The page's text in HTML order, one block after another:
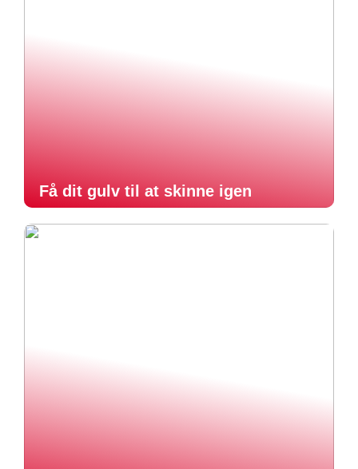
Få dit gulv til at skinne igen